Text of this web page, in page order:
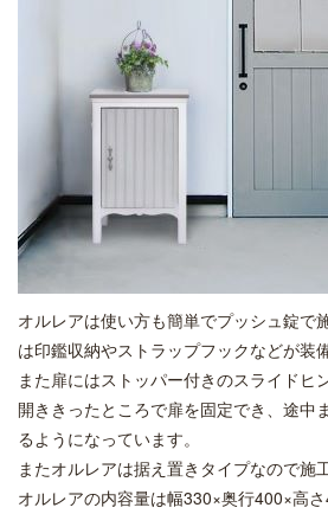
オルレアは使い方も簡単でプッシュ錠で
は印鑑収納やストラップフックなどが装
また扉にはストッパー付きのスライドヒ
開ききったところで扉を固定でき、途中
るようになっています。
またオルレアは据え置きタイプなので施
オルレアの内容量は幅330×奥行400×高